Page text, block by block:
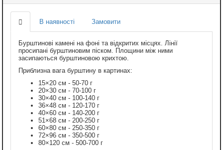
В наявності Замовити
Бурштинові камені на фоні та відкритих місцях. Лінії
просипані бурштиновим піском. Площини між ними
засипаються бурштиновою крихтою.
Приблизна вага бурштину в картинах:
15×20 см - 50-70 г
20×30 см - 70-100 г
30×40 см - 100-140 г
36×48 см - 120-170 г
40×60 см - 140-200 г
51×68 см - 200-250 г
60×80 см - 250-350 г
72×96 см - 350-500 г
80×120 см - 500-700 г